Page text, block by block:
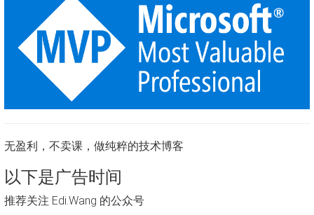
无盈利，不卖课，做纯粹的技术博客
以下是广告时间
推荐关注 Edi.Wang 的公众号